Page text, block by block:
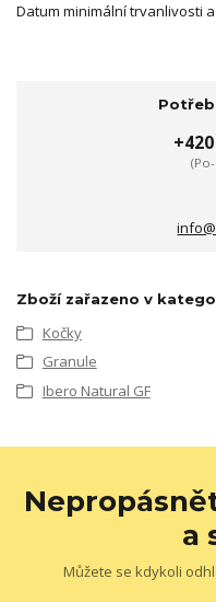
Datum minimální trvanlivosti
Zboží zařazeno v
Kočky
Granule
Ibero Natural GF
a
Můžete se kdykoli